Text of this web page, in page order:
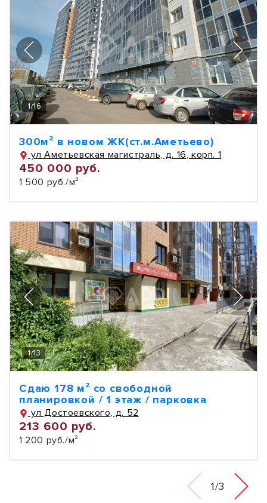
1/16
300м² в новом ЖК(ст.м.Аметьево)
ул Аметьевская магистраль, д. 16, корп. 1
450 000 руб.
1 500 руб./м²
1/13
Сдаю 178 м² со свободной
планировкой / 1 этаж / парковка
ул Достоевского, д. 52
213 600 руб.
1 200 руб./м²
1/3